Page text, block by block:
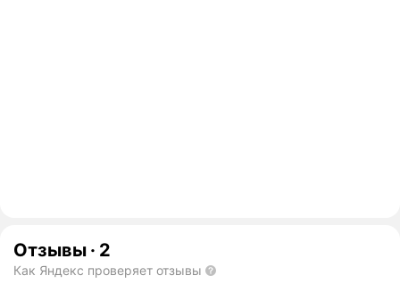
Отзывы · 2
Как Яндекс проверяет отзывы